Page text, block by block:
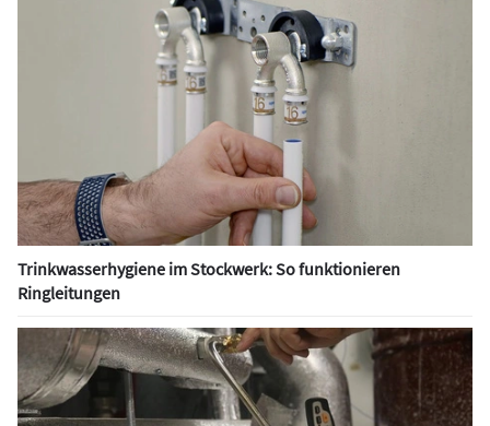
Trinkwasserhygiene im Stockwerk: So funktionieren
Ringleitungen